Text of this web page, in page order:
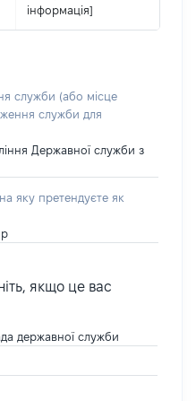
інформація]
служби (або місце
служби для
Державної служби з
яку претендуєте як
якщо це вас
державної служби